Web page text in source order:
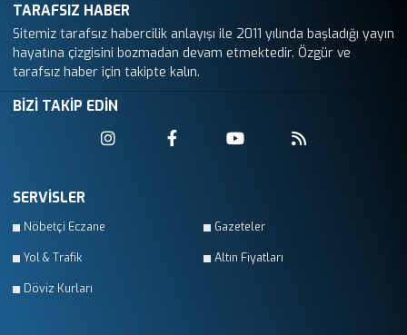
TARAFSIZ HABER
Sitemiz tarafsız habercilik anlayışı ile 2011 yılında başladığı yayın
hayatına çizgisini bozmadan devam etmektedir. Özgür ve
tarafsız haber için takipte kalın.
BİZİ TAKİP EDİN
SERVİSLER
Nöbetçi Eczane Gazeteler
Yol & Trafik Altın Fiyatları
Döviz Kurları